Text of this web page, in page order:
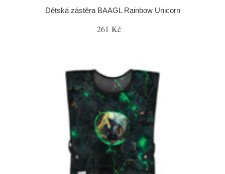
Dětská zástěra BAAGL Rainbow Unicorn
261 Kč